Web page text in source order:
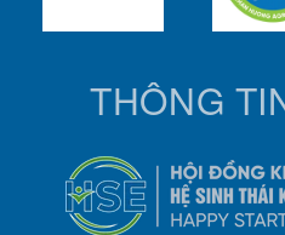
THÔNG